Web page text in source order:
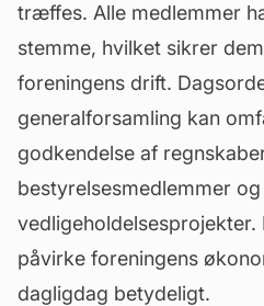
træffes. Alle medlemmer
stemme, hvilket sikrer
foreningens drift.
generalforsamling kan
godkendelse af
bestyrelsesmedlemmer
vedligeholdelsesprojekter.
påvirke foreningens
dagligdag betydeligt.